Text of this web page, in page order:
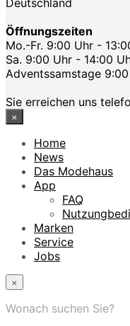
Deutschland
Öffnungszeiten
Mo.-Fr. 9:00 Uhr -
Sa. 9:00 Uhr - 14:00
Adventssamstage
Sie erreichen uns
×
Home
News
Das Modehaus
App
FAQ
Marken
Service
Jobs
×
Wonach suchen Sie?